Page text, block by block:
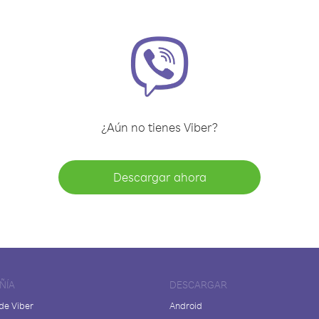
¿Aún no tienes Viber?
Descargar ahora
Viber
DESCARGAR
Android